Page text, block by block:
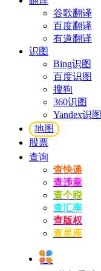
谷歌翻译
百度翻译
有道翻译
识图
Bing识图
百度识图
搜狗
360识图
Yandex识图
地图
股票
查询
查快递
查违章
查个税
查汇率
查版权
查星座